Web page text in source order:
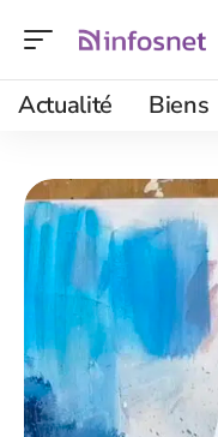
Actualité Biens